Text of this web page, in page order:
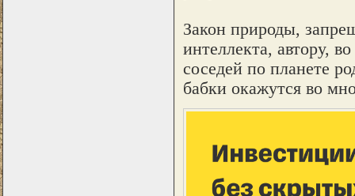
Закон природы,
интеллекта, автору,
соседей по планете
бабки окажутся во